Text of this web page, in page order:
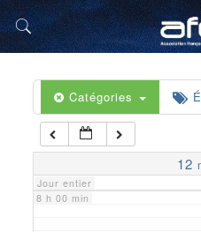
Catégories
12
Jour entier
5 h 00 min
6 h 00 min
7 h 00 min
8 h 00 min